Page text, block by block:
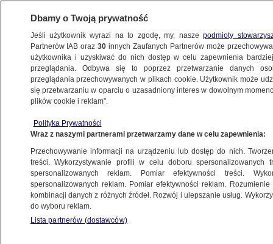
ŚWIAT
NAJNOWSZE INFORMACJE
na świecie
Czesi w Szwajcarii kupują śmierć
Dbamy o Twoją prywatność
Jeśli użytkownik wyrazi na to zgodę, my, naszepodmioty
Partnerów IAB oraz30 innych Zaufanych Partnerów może
użytkownika i uzyskiwać do nich dostęp w celu zapewnienia
przeglądania. Odbywa się to poprzez przetwarzanie danych
przeglądania przechowywanych w plikach cookie. Użytkownik może
się przetwarzaniu w oparciu o uzasadniony interes w dowolnym
plików cookie i reklam”.
Polityka Prywatności
Wraz z naszymi partnerami przetwarzamy dane w celu zapewnienia:
Przechowywanie informacji na urządzeniu lub dostęp do nich.
treści. Wykorzystywanie profili w celu doboru spersonalizowanych
spersonalizowanych reklam. Pomiar efektywności treści.
spersonalizowanych reklam. Pomiar efektywności reklam.
kombinacji danych z różnych źródeł. Rozwój i ulepszanie usług.
do wyboru reklam.
Lista partnerów (dostawców)